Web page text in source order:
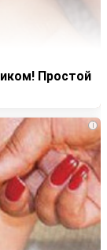
Простой
i